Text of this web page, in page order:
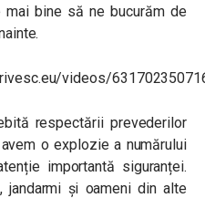
bine să ne bucurăm de
videos/
respectării prevederilor
o explozie a numărului
importantă siguranței.
jandarmi și oameni din alte